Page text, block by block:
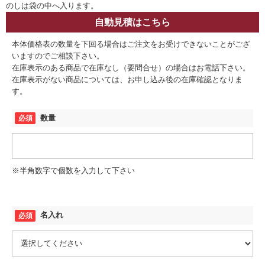
のしは袋の中へ入ります。
自動見積はこちら
本体価格表の数量を下回る場合はご注文をお受けできないことがござ
いますのでご相談下さい。
在庫表示のある商品で在庫なし（要問合せ）の場合はお電話下さい。
在庫表示がない商品については、お申し込み後の在庫確認となりま
す。
数量
※半角数字で個数を入力して下さい
名入れ